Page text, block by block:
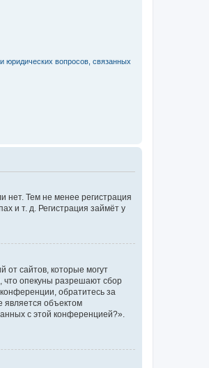
юридических вопросов, связанных
нет. Тем не менее регистрация
и т. д. Регистрация займёт у
от сайтов, которые могут
что опекуны разрешают сбор
обратитесь за
является объектом
с этой конференцией?».